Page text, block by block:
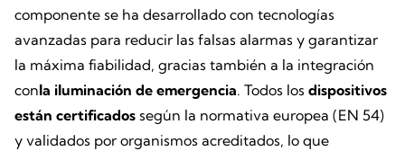
componente se ha desarrollado con tecnologías
avanzadas para reducir las falsas alarmas y garantizar
la máxima fiabilidad, gracias también a la integración
conla iluminación de emergencia. Todos los dispositivos
están certificados según la normativa europea (EN 54)
y validados por organismos acreditados, lo que